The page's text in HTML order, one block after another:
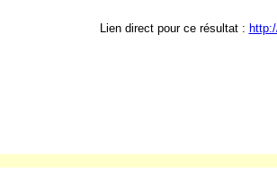
Lien direct pour ce résultat :